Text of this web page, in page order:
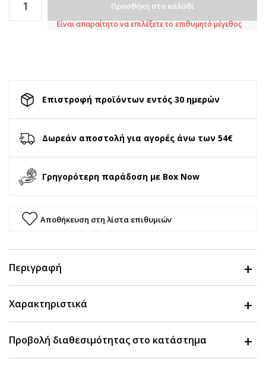
Προσθήκη στο καλάθι
Είναι απαραίτητο να επιλέξετε το επιθυμητό μέγεθος
Επιστροφή προϊόντων εντός 30 ημερών
Δωρεάν αποστολή για αγορές άνω των 54€
Γρηγορότερη παράδοση με Box Now
Αποθήκευση στη λίστα επιθυμιών
Περιγραφή
Χαρακτηριστικά
Προβολή διαθεσιμότητας στο κατάστημα